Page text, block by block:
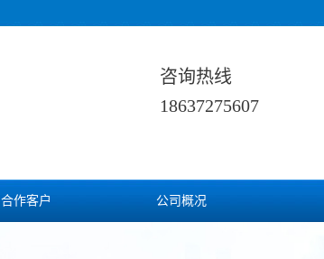
咨询热线
18637275607
合作客户 公司概况